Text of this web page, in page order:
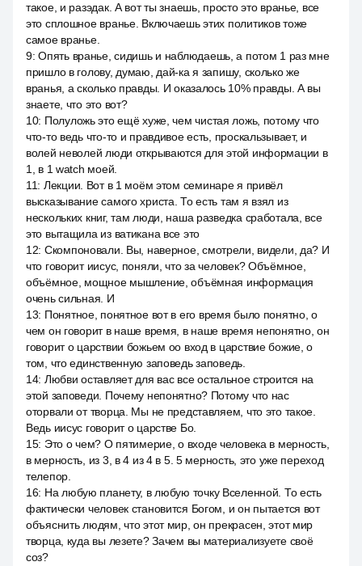
такое, и разэдак. А вот ты знаешь, просто это вранье, все
это сплошное вранье. Включаешь этих политиков тоже
самое вранье.
9:Опять вранье, сидишь и наблюдаешь, а потом 1 раз мне
пришло в голову, думаю, дай-ка я запишу, сколько же
вранья, а сколько правды. И оказалось 10% правды. А вы
знаете, что это вот?
10: Полуложь это ещё хуже, чем чистая ложь, потому что
что-то ведь что-то и правдивое есть, проскальзывает, и
волей неволей люди открываются для этой информации в
1, в 1 watch моей.
11: Лекции. Вот в 1 моём этом семинаре я привёл
высказывание самого христа. То есть там я взял из
нескольких книг, там люди, наша разведка сработала, все
это вытащила из ватикана все это
12: Скомпоновали. Вы, наверное, смотрели, видели, да? И
что говорит иисус, поняли, что за человек? Объёмное,
объёмное, мощное мышление, объёмная информация
очень сильная. И
13: Понятное, понятное вот в его время было понятно, о
чем он говорит в наше время, в наше время непонятно, он
говорит о царствии божьем оо вход в царствие божие, о
том, что единственную заповедь заповедь.
14: Любви оставляет для вас все остальное строится на
этой заповеди. Почему непонятно? Потому что нас
оторвали от творца. Мы не представляем, что это такое.
Ведь иисус говорит о царстве Бо.
15: Это о чем? О пятимерие, о входе человека в мерность,
в мерность, из 3, в 4 из 4 в 5. 5 мерность, это уже переход
телепор.
16: На любую планету, в любую точку Вселенной. То есть
фактически человек становится Богом, и он пытается вот
объяснить людям, что этот мир, он прекрасен, этот мир
творца, куда вы лезете? Зачем вы материализуете своё
соз?